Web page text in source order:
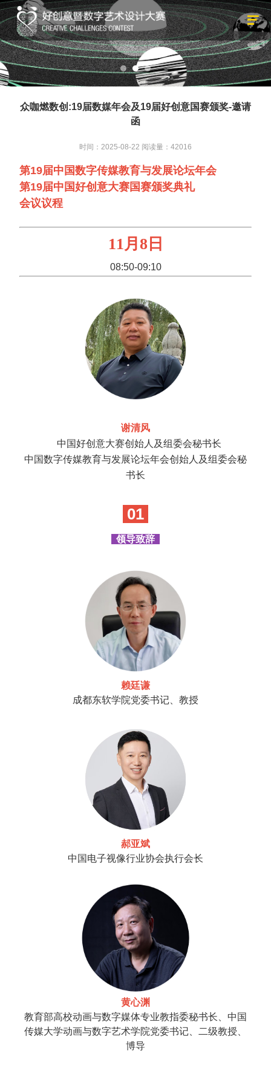
众咖燃数创:19届数媒年会及19届好创意国赛颁奖-邀请
函
时间：2025-08-22 阅读量：42016
第19届中国数字传媒教育与发展论坛年会
第19届中国好创意大赛国赛颁奖典礼
会议议程
11月8日
08:50-09:10
谢清风
中国好创意大赛创始人及组委会秘书长
中国数字传媒教育与发展论坛年会创始人及组委会秘
书长
01
领导致辞
赖廷谦
成都东软学院党委书记、教授
郝亚斌
中国电子视像行业协会执行会长
黄心渊
教育部高校动画与数字媒体专业教指委秘书长、中国
传媒大学动画与数字艺术学院党委书记、二级教授、
博导